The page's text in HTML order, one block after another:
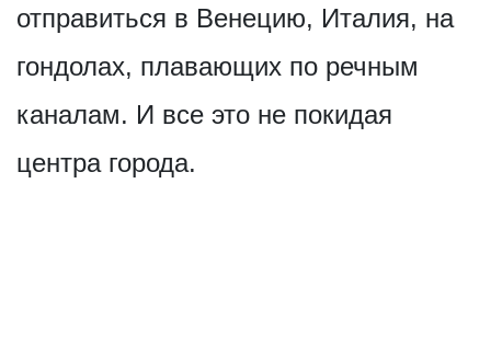
отправиться в Венецию, Италия, на
гондолах, плавающих по речным
каналам. И все это не покидая
центра города.